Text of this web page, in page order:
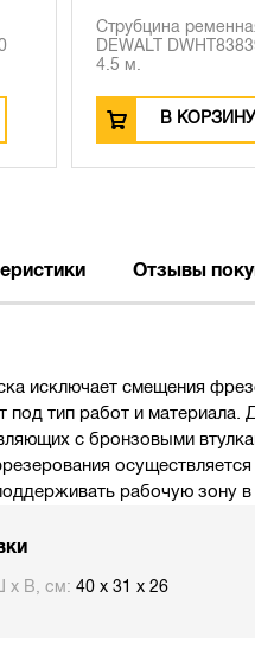
0,
Дисковая
пила DEWALT
1850...
В
Отзывы
исключает смещения
под тип работ и
с бронзовыми
рабочую зону в
х В, см: 40 x 31 x 26